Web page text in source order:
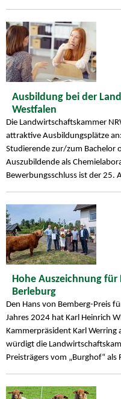
Ausbildung bei der
Westfalen
Die Landwirtschaftskammer
attraktive Ausbildungsplätze
Studierende zur/zum Bachelor
Auszubildende als
Bewerbungsschluss ist der 25.
Hohe Auszeichnung für
Berleburg
Den Hans von Bemberg-Preis
Jahres 2024 hat Karl Heinrich
Kammerpräsident Karl Werring
würdigt die
Preisträgers vom „Burghof“ als